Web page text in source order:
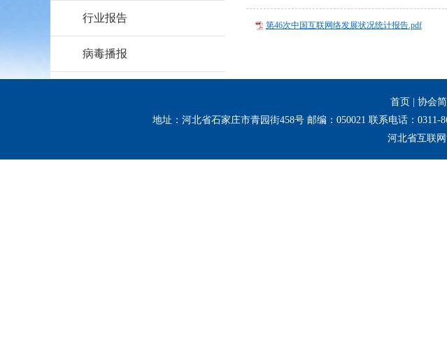
行业报告
病毒播报
第46次中国互联网络发展状况统计报告.pdf
首页 协会
地址：河北省石家庄市青园街458号 邮编：050021 联系电话：
河北省互联